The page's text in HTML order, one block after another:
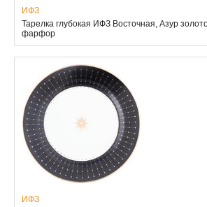
ИФЗ
Тарелка глубокая ИФЗ Восточная, Азур
фарфор
ИФЗ